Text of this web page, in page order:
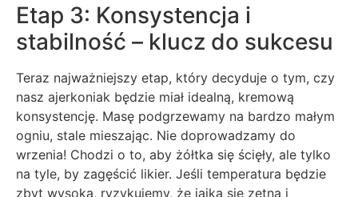
Etap 3: Konsystencja i
stabilność – klucz do sukcesu
Teraz najważniejszy etap, który decyduje o tym, czy
nasz ajerkoniak będzie miał idealną, kremową
konsystencję. Masę podgrzewamy na bardzo małym
ogniu, stale mieszając. Nie doprowadzamy do
wrzenia! Chodzi o to, aby żółtka się ścięły, ale tylko
na tyle, by zagęścić likier. Jeśli temperatura będzie
zbyt wysoka, ryzykujemy, że jajka się zetną i